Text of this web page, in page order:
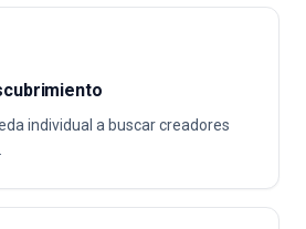
individual a buscar creadores